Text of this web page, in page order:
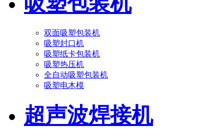
双面吸塑包装机
吸塑封口机
吸塑纸卡包装机
吸塑热压机
全自动吸塑包装机
吸塑电木模
超声波焊接机